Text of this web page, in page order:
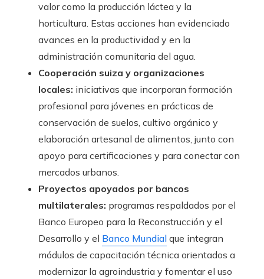
valor como la producción láctea y la
horticultura. Estas acciones han evidenciado
avances en la productividad y en la
administración comunitaria del agua.
Cooperación suiza y organizaciones
locales: iniciativas que incorporan formación
profesional para jóvenes en prácticas de
conservación de suelos, cultivo orgánico y
elaboración artesanal de alimentos, junto con
apoyo para certificaciones y para conectar con
mercados urbanos.
Proyectos apoyados por bancos
multilaterales: programas respaldados por el
Banco Europeo para la Reconstrucción y el
Desarrollo y el Banco Mundial que integran
módulos de capacitación técnica orientados a
modernizar la agroindustria y fomentar el uso